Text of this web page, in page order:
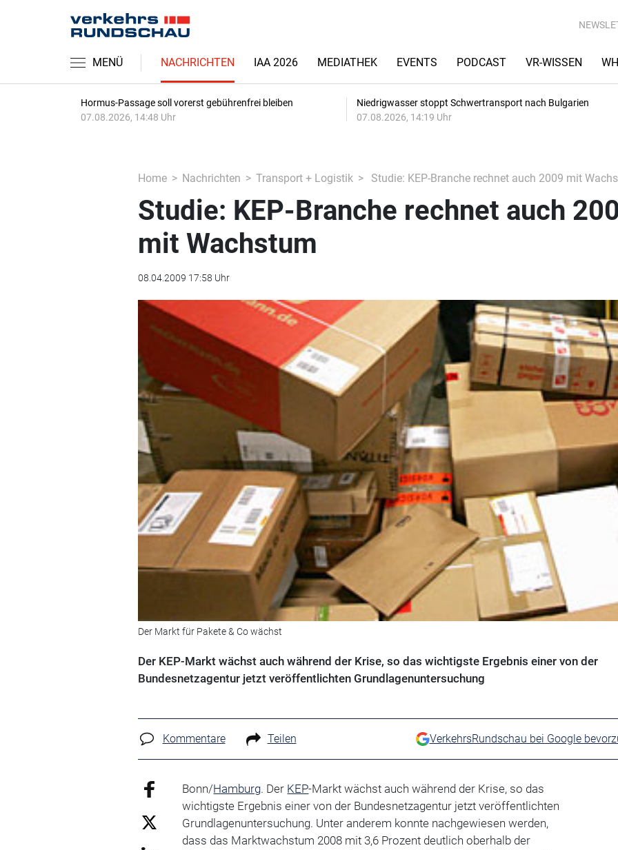
MENÜ NACHRICHTEN IAA 2026 MEDIATHEK EVENTS PODCAST VR-WISSEN
Hormus-Passage soll vorerst gebührenfrei bleiben
07.08.2026, 14:48 Uhr
Niedrigwasser stoppt Schwertransport nach Bulgarien
07.08.2026, 14:19 Uhr
Home Nachrichten Transport + Logistik Studie: KEP-Branche rechnet auch 2009 mit
Studie: KEP-Branche rechnet auch
mit Wachstum
08.04.2009 17:58 Uhr
Der Markt für Pakete & Co wächst
Der KEP-Markt wächst auch während der Krise, so das wichtigste Ergebnis einer von der
Bundesnetzagentur jetzt veröffentlichten Grundlagenuntersuchung
Kommentare Teilen VerkehrsRundschau bei Google
Bonn/Hamburg. Der KEP-Markt wächst auch während der Krise, so das
wichtigste Ergebnis einer von der Bundesnetzagentur jetzt veröffentlichten
Grundlagenuntersuchung. Unter anderem konnte nachgewiesen werden,
dass das Marktwachstum 2008 mit 3,6 Prozent deutlich oberhalb der